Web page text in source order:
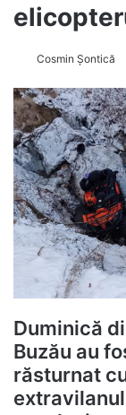
Cosmin Șontică
Duminică
Buzău au
răsturnat